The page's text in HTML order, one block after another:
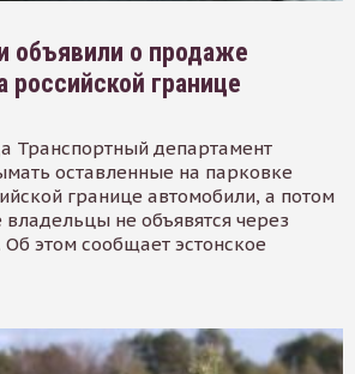
объявили о продаже
российской границе
Транспортный департамент
оставленные на парковке
границе автомобили, а потом
не объявятся через
этом сообщает эстонское